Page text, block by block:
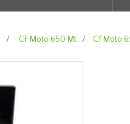
/ CF Moto 650 Mt / Cf Moto